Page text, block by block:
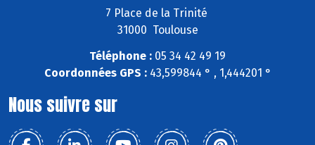
7 Place de la Trinité
31000 Toulouse
Téléphone : 05 34 42 49 19
Coordonnées GPS :43,599844 ° , 1,444201 °
Nous suivre sur